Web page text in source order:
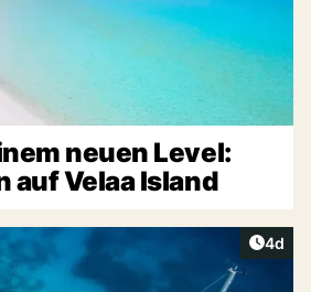
neuen Level:
auf Velaa Island
4d